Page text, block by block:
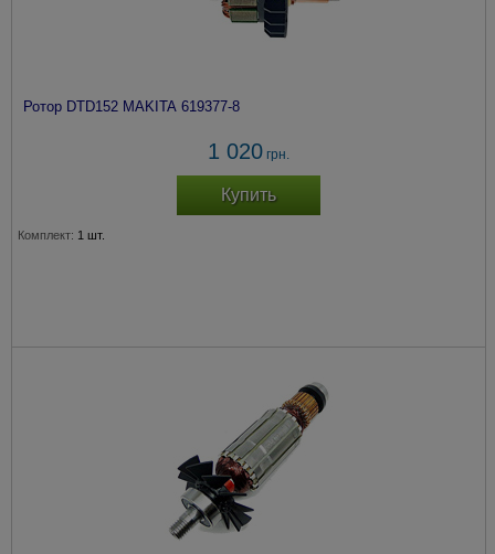
Ротор DTD152 MAKITA 619377-8
1 020 грн.
Купить
Комплект: 1 шт.